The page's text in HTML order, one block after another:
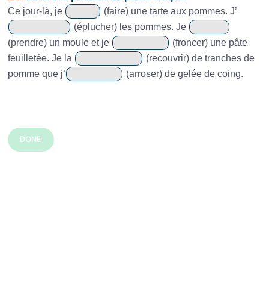
Ce jour-là, je
(faire) une tarte aux pommes. J’
(éplucher) les pommes. Je
(prendre) un moule et je
(froncer) une pâte
feuilletée. Je la
(recouvrir) de tranches de
pomme que j’
(arroser) de gelée de coing.
DONE!